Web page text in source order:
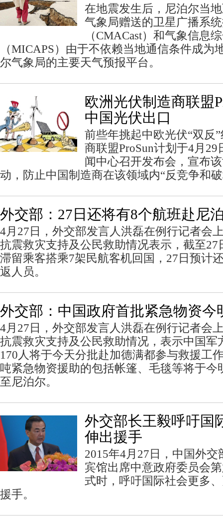
在地震发生后，尼泊尔当
气象局赠送的卫星广播系
（CMACast）和气象信息
（MICAPS）由于不依赖当地通信条件成为
尔气象局的主要天气预报平台。
欧洲光伏制造商联盟
中国光伏出口
前些年挑起中欧光伏“双反
商联盟ProSun计划于4月
闻中心召开发布会，宣布
动，防止中国制造商在该领域内“反竞争和
外交部：27日还将有8个航班赴尼
4月27日，外交部发言人洪磊在例行记者会
抗震救灾支持及公民救助情况表示，截至27
滞留乘客搭乘7架民航客机回国，27日预计
返人员。
外交部：中国政府首批紧急物资今
4月27日，外交部发言人洪磊在例行记者会
抗震救灾支持及公民救助情况，表示中国军
170人将于今天分批赴加德满都参与救援工
吨紧急物资援助的包括帐篷、毛毯等将于今
至尼泊尔。
外交部长王毅呼吁国
伸出援手
2015年4月27日，中国外
宾馆出席中意政府委员会
式时，呼吁国际社会更多
援手。